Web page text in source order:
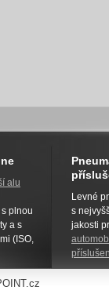
alu
plnou
a s
(ISO,
Levné
s
jakosti